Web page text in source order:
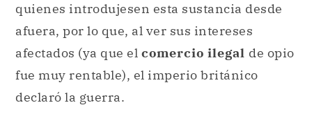
quienes introdujesen esta sustancia desde
afuera, por lo que, al ver sus intereses
afectados (ya que el comercio ilegal de opio
fue muy rentable), el imperio británico
declaró la guerra.